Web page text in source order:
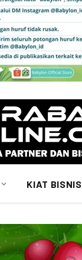
KIAT BISNIS